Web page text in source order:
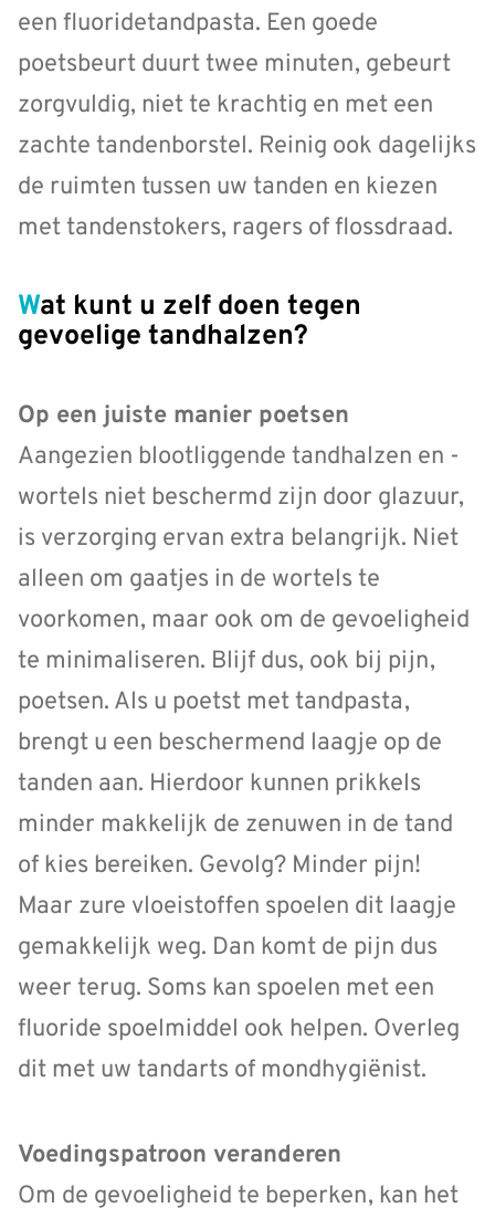
een fluoridetandpasta. Een goede
poetsbeurt duurt twee minuten, gebeurt
zorgvuldig, niet te krachtig en met een
zachte tandenborstel. Reinig ook dagelijks
de ruimten tussen uw tanden en kiezen
met tandenstokers, ragers of flossdraad.
Wat kunt u zelf doen tegen
gevoelige tandhalzen?
Op een juiste manier poetsen
Aangezien blootliggende tandhalzen en -
wortels niet beschermd zijn door glazuur,
is verzorging ervan extra belangrijk. Niet
alleen om gaatjes in de wortels te
voorkomen, maar ook om de gevoeligheid
te minimaliseren. Blijf dus, ook bij pijn,
poetsen. Als u poetst met tandpasta,
brengt u een beschermend laagje op de
tanden aan. Hierdoor kunnen prikkels
minder makkelijk de zenuwen in de tand
of kies bereiken. Gevolg? Minder pijn!
Maar zure vloeistoffen spoelen dit laagje
gemakkelijk weg. Dan komt de pijn dus
weer terug. Soms kan spoelen met een
fluoride spoelmiddel ook helpen. Overleg
dit met uw tandarts of mondhygiënist.
Voedingspatroon veranderen
Om de gevoeligheid te beperken, kan het